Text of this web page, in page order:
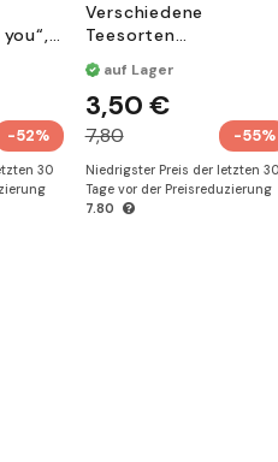
-52%
30
Verschiedene
Teesorten
Frühlingszauber,
Geschenk, Rad
Wunsch öffnen, 12
Beutel
auf Lager
3,50 €
7,80 -55%
Niedrigster Preis der letzten 30
Tage vor der Preisreduzierung
7.80